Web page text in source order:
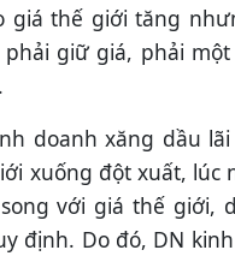
thế giới tăng
giữ giá, phải một
doanh xăng dầu
xuống đột xuất, lúc
với giá thế giới,
định. Do đó, DN